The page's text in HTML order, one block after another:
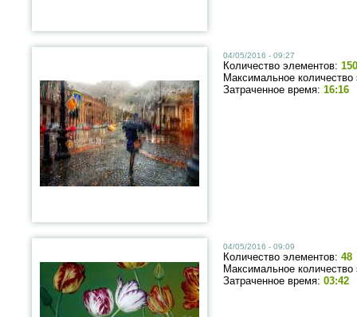
04/05/2016 - 09:27
Количество элементов: 150
Максимальное
Затраченное время: 16:16
04/05/2016 - 09:09
Количество элементов: 48
Максимальное
Затраченное время: 03:42